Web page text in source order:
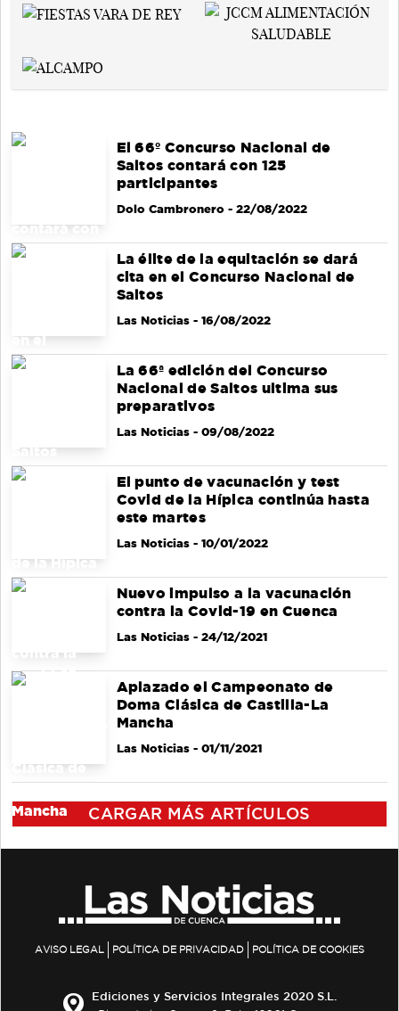
El 66º Concurso Nacional de
Saltos contará con 125
participantes
Dolo Cambronero- 22/08/2022
La élite de la equitación se dará
cita en el Concurso Nacional de
Saltos
Las Noticias- 16/08/2022
La 66ª edición del Concurso
Nacional de Saltos ultima sus
preparativos
Las Noticias- 09/08/2022
El punto de vacunación y test
Covid de la Hípica continúa hasta
este martes
Las Noticias- 10/01/2022
Nuevo impulso a la vacunación
contra la Covid-19 en Cuenca
Las Noticias- 24/12/2021
Aplazado el Campeonato de
Doma Clásica de Castilla-La
Mancha
Las Noticias- 01/11/2021
CARGAR MÁS ARTÍCULOS
AVISO LEGAL POLÍTICA DE PRIVACIDAD POLÍTICA DE COOKIES
Ediciones y Servicios Integrales 2020 S.L.